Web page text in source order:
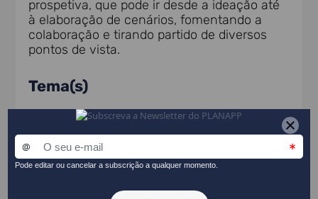
prospetiva, que pode ir desde a ideação até
à elaboração de cenários, fomentando a
colaboração e tirando partido de diversos
pontos de vista.
Tema(s)
Métodos participativos
PARTILHAR NO LINKEDIN